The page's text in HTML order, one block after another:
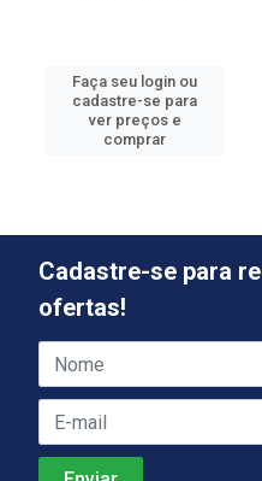
Faça seu login ou
cadastre-se para
ver preços e
comprar
Cadastre-se para
ofertas!